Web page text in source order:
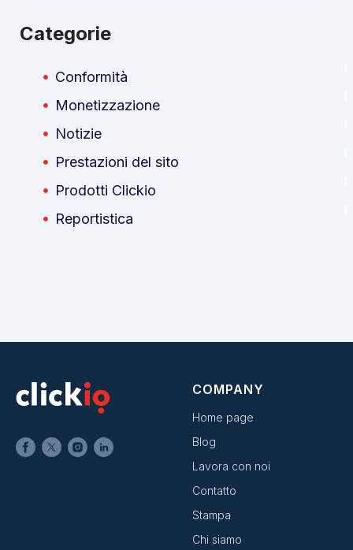
Categorie
Conformità
Monetizzazione
Notizie
Prestazioni del sito
Prodotti Clickio
Reportistica
COMPANY
Home page
Blog
Lavora con noi
Contatto
Stampa
Chi siamo